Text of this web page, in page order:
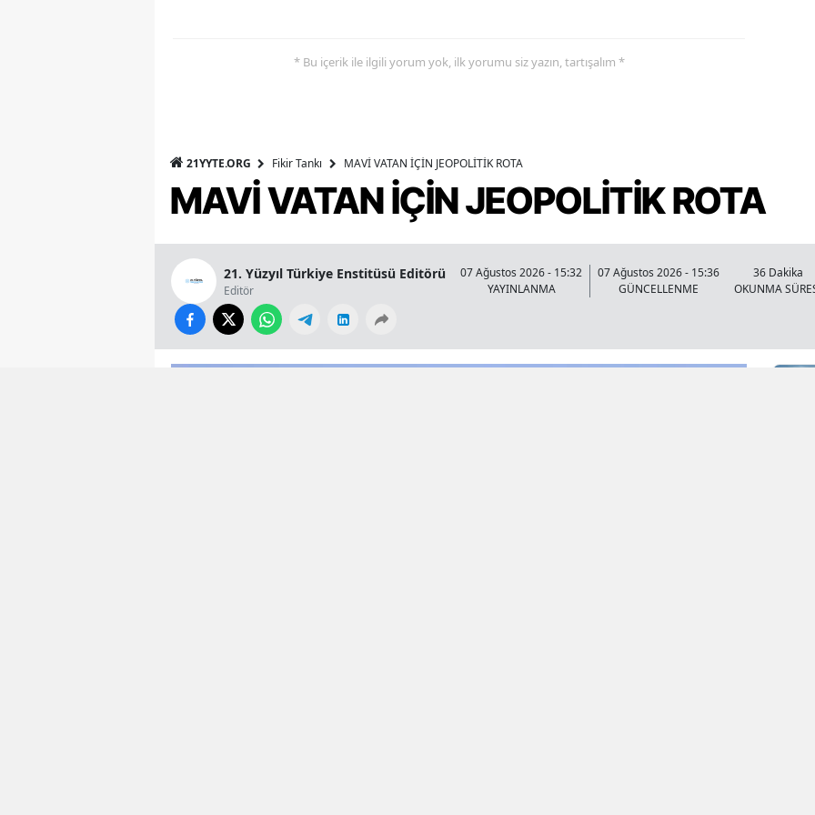
* Bu içerik ile ilgili yorum yok, ilk yorumu siz yazın, tartışalım *
21YYTE.ORG Fikir Tankı MAVİ VATAN İÇİN JEOPOLİTİK ROTA
MAVİ VATAN İÇİN JEOPOLİTİK ROTA
21. Yüzyıl Türkiye Enstitüsü Editörü
Editör
07 Ağustos 2026 - 15:32
YAYINLANMA
07 Ağustos 2026 - 15:36
GÜNCELLENME
36 Dakika
OKUNMA